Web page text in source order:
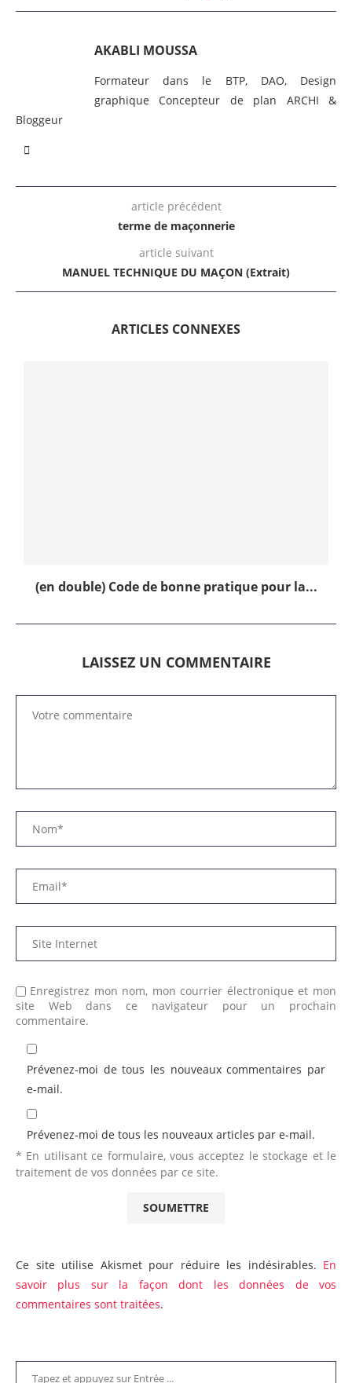
AKABLI MOUSSA
Formateur dans le BTP, DAO, Design
graphique Concepteur de plan ARCHI &
Bloggeur
article précédent
terme de maçonnerie
article suivant
MANUEL TECHNIQUE DU MAÇON (Extrait)
ARTICLES CONNEXES
(en double) Code de bonne pratique pour la...
LAISSEZ UN COMMENTAIRE
Enregistrez mon nom, mon courrier électronique et mon
site Web dans ce navigateur pour un prochain
commentaire.
Prévenez-moi de tous les nouveaux commentaires par
e-mail.
Prévenez-moi de tous les nouveaux articles par e-mail.
* En utilisant ce formulaire, vous acceptez le stockage et le
traitement de vos données par ce site.
Ce site utilise Akismet pour réduire les indésirables. En
savoir plus sur la façon dont les données de vos
commentaires sont traitées.